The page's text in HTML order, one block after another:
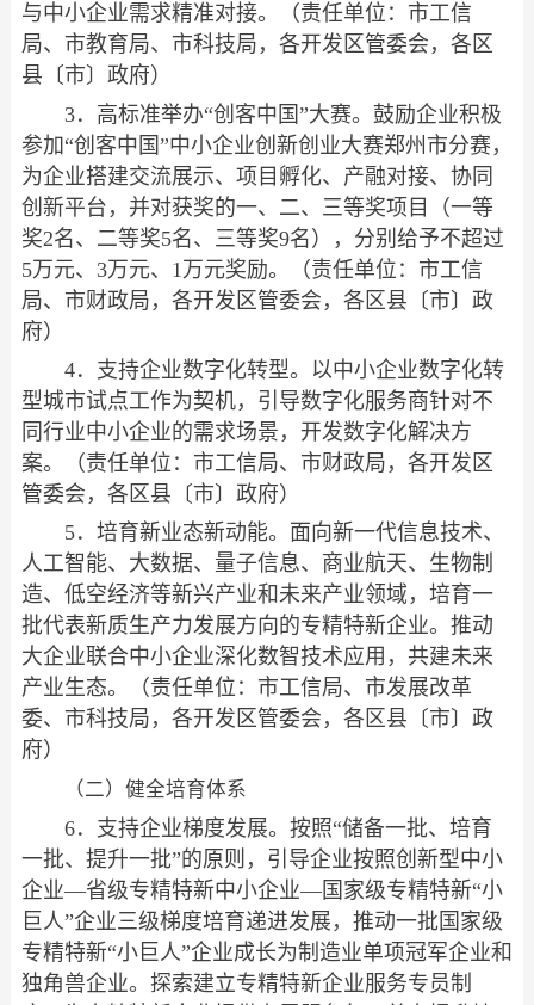
与中小企业需求精准对接。（责任单位：市工信
局、市教育局、市科技局，各开发区管委会，各区
县〔市〕政府）
3．高标准举办“创客中国”大赛。鼓励企业积极
参加“创客中国”中小企业创新创业大赛郑州市分赛，
为企业搭建交流展示、项目孵化、产融对接、协同
创新平台，并对获奖的一、二、三等奖项目（一等
奖2名、二等奖5名、三等奖9名），分别给予不超过
5万元、3万元、1万元奖励。（责任单位：市工信
局、市财政局，各开发区管委会，各区县〔市〕政
府）
4．支持企业数字化转型。以中小企业数字化转
型城市试点工作为契机，引导数字化服务商针对不
同行业中小企业的需求场景，开发数字化解决方
案。（责任单位：市工信局、市财政局，各开发区
管委会，各区县〔市〕政府）
5．培育新业态新动能。面向新一代信息技术、
人工智能、大数据、量子信息、商业航天、生物制
造、低空经济等新兴产业和未来产业领域，培育一
批代表新质生产力发展方向的专精特新企业。推动
大企业联合中小企业深化数智技术应用，共建未来
产业生态。（责任单位：市工信局、市发展改革
委、市科技局，各开发区管委会，各区县〔市〕政
府）
（二）健全培育体系
6．支持企业梯度发展。按照“储备一批、培育
一批、提升一批”的原则，引导企业按照创新型中小
企业—省级专精特新中小企业—国家级专精特新“小
巨人”企业三级梯度培育递进发展，推动一批国家级
专精特新“小巨人”企业成长为制造业单项冠军企业和
独角兽企业。探索建立专精特新企业服务专员制